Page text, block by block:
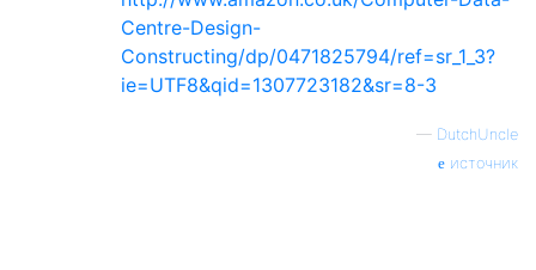
Centre-Design-
Constructing/dp/0471825794/ref=sr_1_3?
ie=UTF8&qid=1307723182&sr=8-3
— DutchUncle
источник